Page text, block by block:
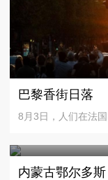
巴黎香街日落
8月3日，人们在法
内蒙古鄂尔多